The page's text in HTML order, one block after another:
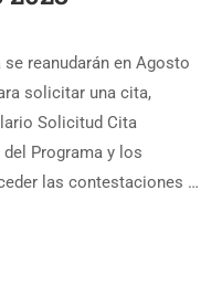
reanudarán en Agosto
solicitar una cita,
Solicitud Cita
Programa y los
las contestaciones …